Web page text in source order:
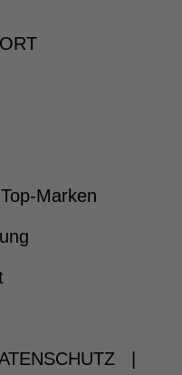
Marken